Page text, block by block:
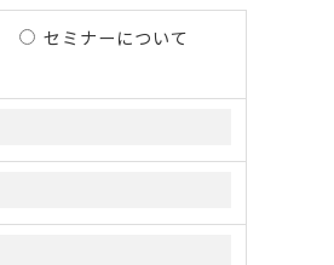
セミナーについて